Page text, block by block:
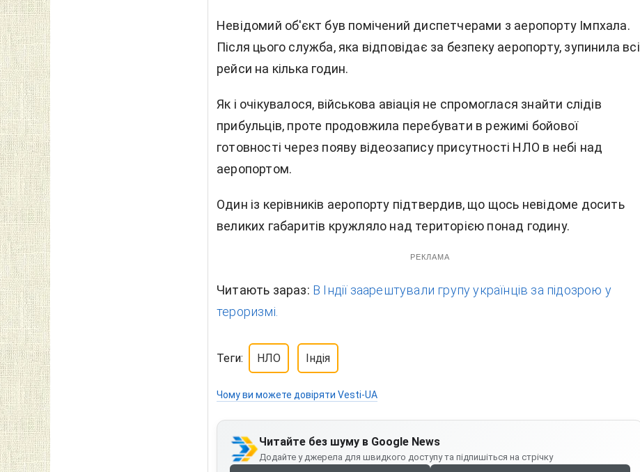
Невідомий об'єкт був помічений диспетчерами з аеропорту Імпхала.
Після цього служба, яка відповідає за безпеку аеропорту, зупинила всі
рейси на кілька годин.
Як і очікувалося, військова авіація не спромоглася знайти слідів
прибульців, проте продовжила перебувати в режимі бойової
готовності через появу відеозапису присутності НЛО в небі над
аеропортом.
Один із керівників аеропорту підтвердив, що щось невідоме досить
великих габаритів кружляло над територією понад годину.
РЕКЛАМА
Читають зараз: В Індії заарештували групу українців за підозрою у
тероризмі.
Теги: НЛО Індія
Чому ви можете довіряти Vesti-UA
Читайте без шуму в Google News
Додайте у джерела для швидкого доступу та підпишіться на стрічку